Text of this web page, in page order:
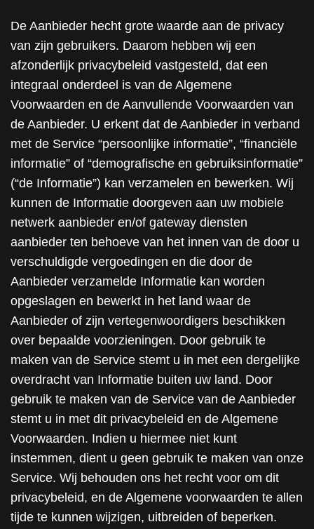
De Aanbieder hecht grote waarde aan de privacy
van zijn gebruikers. Daarom hebben wij een
afzonderlijk privacybeleid vastgesteld, dat een
integraal onderdeel is van de Algemene
Voorwaarden en de Aanvullende Voorwaarden van
de Aanbieder. U erkent dat de Aanbieder in verband
met de Service “persoonlijke informatie”, “financiële
informatie” of “demografische en gebruiksinformatie”
(“de Informatie”) kan verzamelen en bewerken. Wij
kunnen de Informatie doorgeven aan uw mobiele
netwerk aanbieder en/of gateway diensten
aanbieder ten behoeve van het innen van de door u
verschuldigde vergoedingen en die door de
Aanbieder verzamelde Informatie kan worden
opgeslagen en bewerkt in het land waar de
Aanbieder of zijn vertegenwoordigers beschikken
over bepaalde voorzieningen. Door gebruik te
maken van de Service stemt u in met een dergelijke
overdracht van Informatie buiten uw land. Door
gebruik te maken van de Service van de Aanbieder
stemt u in met dit privacybeleid en de Algemene
Voorwaarden. Indien u hiermee niet kunt
instemmen, dient u geen gebruik te maken van onze
Service. Wij behouden ons het recht voor om dit
privacybeleid, en de Algemene voorwaarden te allen
tijde te kunnen wijzigen, uitbreiden of beperken.